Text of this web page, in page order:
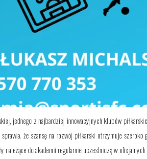
jednego z najbardziej innowacyjnych klubów
że szansę na rozwój piłkarski otrzymuje szeroko
do akademii regularnie uczestniczą w